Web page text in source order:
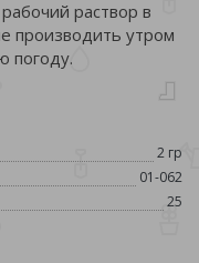
раствор в
производить утром
погоду.
2 гр
01-062
25